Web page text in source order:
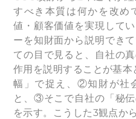
すべき本質は何かを改め
値・顧客価値を実現して
ーを知財面から説明でき
ての目で見ると、自社の
作用を説明することが基
幅」で捉え、②知財が社
と、③そこで自社の「秘
を示す。こうした3観点か